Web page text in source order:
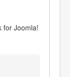
for Joomla!